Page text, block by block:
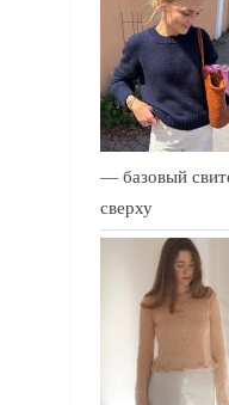
— базовый
сверху